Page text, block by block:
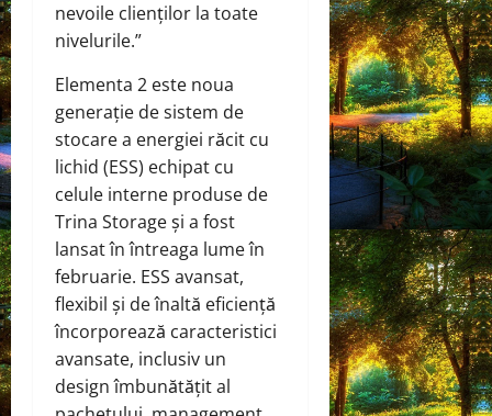
nevoile clienților la toate
nivelurile.”
Elementa 2 este noua
generație de sistem de
stocare a energiei răcit cu
lichid (ESS) echipat cu
celule interne produse de
Trina Storage și a fost
lansat în întreaga lume în
februarie. ESS avansat,
flexibil și de înaltă eficiență
încorporează caracteristici
avansate, inclusiv un
design îmbunătățit al